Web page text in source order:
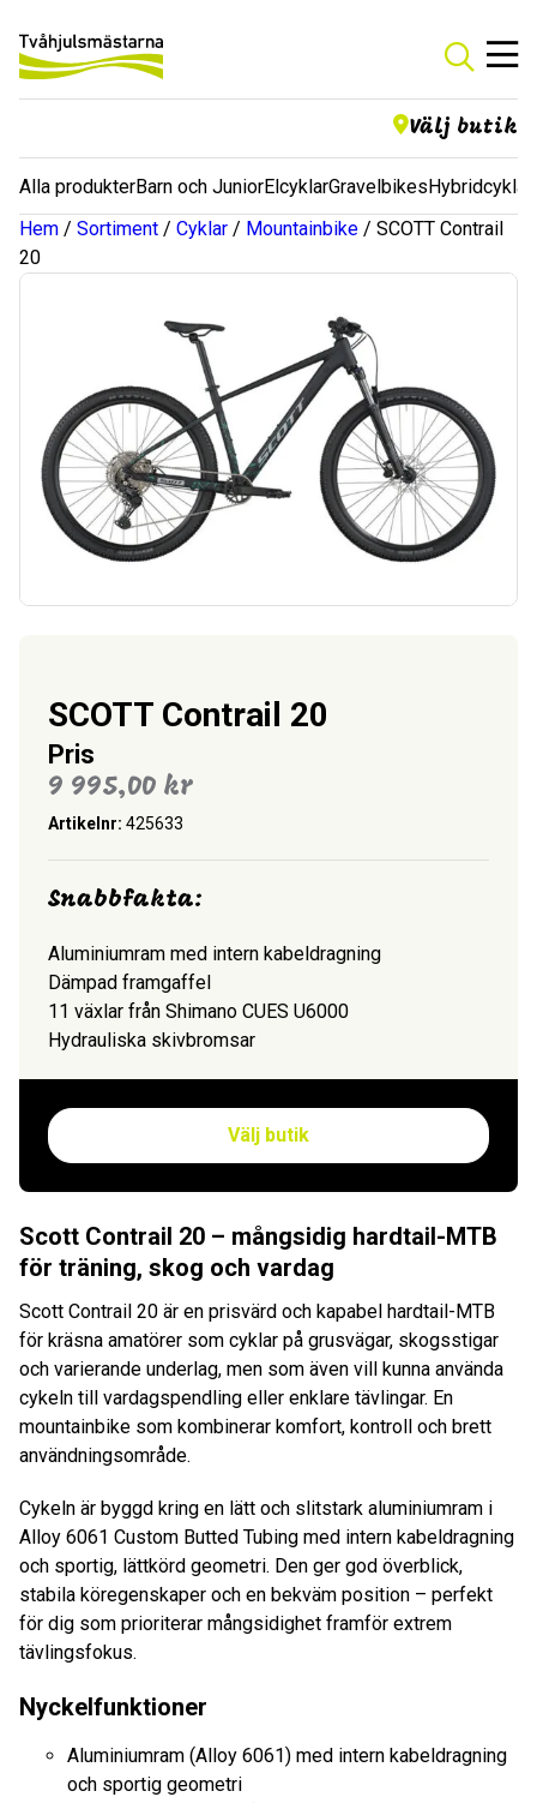
Välj butik
Alla produkterBarn och JuniorElcyklarGravelbikesHybridcyklar
Hem / Sortiment / Cyklar / Mountainbike / SCOTT Contrail
20
SCOTT Contrail 20
Pris
9 995,00 kr
Artikelnr: 425633
Snabbfakta:
Aluminiumram med intern kabeldragning
Dämpad framgaffel
11 växlar från Shimano CUES U6000
Hydrauliska skivbromsar
Välj butik
Scott Contrail 20 – mångsidig hardtail-MTB
för träning, skog och vardag
Scott Contrail 20 är en prisvärd och kapabel hardtail-MTB
för kräsna amatörer som cyklar på grusvägar, skogsstigar
och varierande underlag, men som även vill kunna använda
cykeln till vardagspendling eller enklare tävlingar. En
mountainbike som kombinerar komfort, kontroll och brett
användningsområde.
Cykeln är byggd kring en lätt och slitstark aluminiumram i
Alloy 6061 Custom Butted Tubing med intern kabeldragning
och sportig, lättkörd geometri. Den ger god överblick,
stabila köregenskaper och en bekväm position – perfekt
för dig som prioriterar mångsidighet framför extrem
tävlingsfokus.
Nyckelfunktioner
Aluminiumram (Alloy 6061) med intern kabeldragning
och sportig geometri